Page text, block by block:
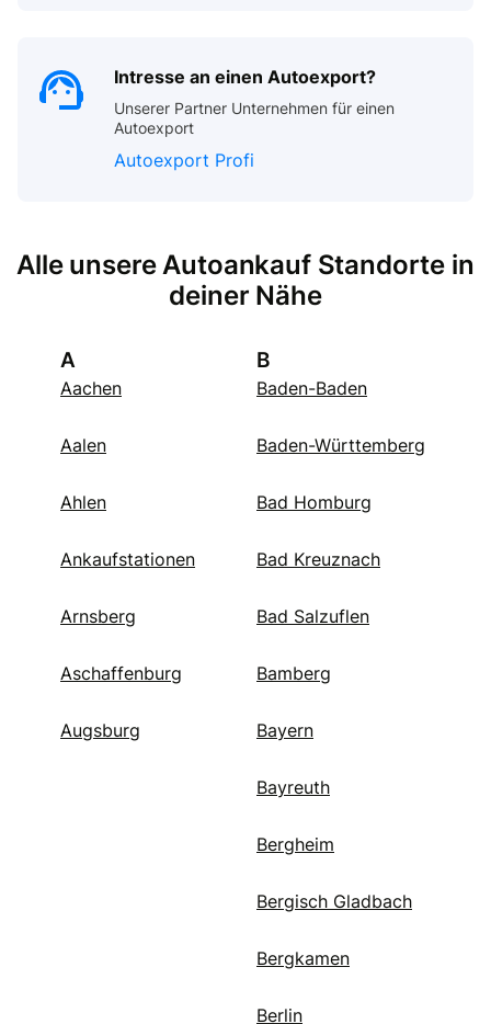
Intresse an einen Autoexport?
Unserer Partner Unternehmen für einen
Autoexport
Autoexport Profi
Alle unsere Autoankauf Standorte in
deiner Nähe
A
Aachen
Aalen
Ahlen
Ankaufstationen
Arnsberg
Aschaffenburg
Augsburg
B
Baden-Baden
Baden-Württemberg
Bad Homburg
Bad Kreuznach
Bad Salzuflen
Bamberg
Bayern
Bayreuth
Bergheim
Bergisch Gladbach
Bergkamen
Berlin